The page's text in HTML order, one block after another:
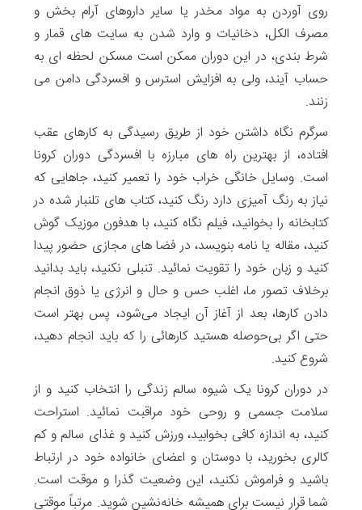
روی آوردن به مواد مخدر یا سایر داروهای آرام بخش و
مصرف الکل، دخانیات و وارد شدن به سایت های قمار و
شرط بندی، در این دوران ممکن است مسکن لحظه ای به
حساب آیند، ولی به افزایش استرس و افسردگی دامن می
زنند.
سرگرم نگاه داشتن خود از طریق رسیدگی به کارهای عقب
افتاده، از بهترین راه های مبارزه با افسردگی دوران کرونا
است. وسایل خانگی خراب خود را تعمیر کنید، جاهایی که
نیاز به رنگ آمیزی دارد رنگ کنید، کتاب های تلنبار شده در
کتابخانه را بخوانید، فیلم نگاه کنید، با هدفون موزیک گوش
کنید، مقاله یا نامه بنویسد، در فضا های مجازی حضور پیدا
کنید و زبان خود را تقویت نمائید. تنبلی نکنید، باید بدانید
برخلاف تصور ما، اغلب حس و حال و انرژی یا ذوق انجام
دادن کارها، بعد از آغاز آن ایجاد می‌شود، پس بهتر است
حتی اگر بی‌حوصله هستید کارهائی را که باید انجام دهید،
شروع کنید.
در دوران کرونا یک شیوه سالم زندگی را انتخاب کنید و از
سلامت جسمی و روحی خود مراقبت نمائید. استراحت
کنید، به اندازه کافی بخوابید، ورزش کنید و غذای سالم و کم
کالری بخورید، با دوستان و اعضای خانواده خود در ارتباط
باشید و فراموش نکنید، این وضعیت گذرا و موقت است.
شما قرار نیست برای همیشه خانه‌نشین شوید. مرتباً موقتی